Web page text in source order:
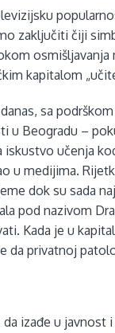
zaključiti čiji
kapitalom
sa
u Beogradu –
učenja
u medijima.
dok su sada
pod nazivom
Kada je u
da privatnoj
izađe u